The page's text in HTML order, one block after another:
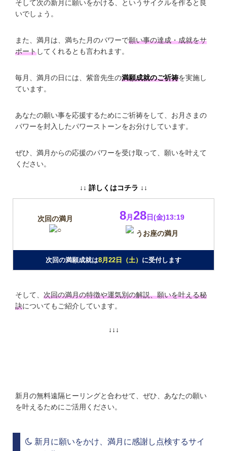
そして次の新月に願いをかける、というサイクルを作ると良
いでしょう。
また、満月は、満ちた月のパワーで願い事の達成・成就をサ
ポートしてくれるとも言われます。
毎月、満月の日には、紫音先生の満願成就のご祈祷を実施し
ています。
あなたの願い事を応援するためにご祈祷をして、お月さまの
パワーを封入したパワーストーンをお分けしています。
ぜひ、満月からの応援のパワーを受け取って、願いを叶えて
ください。
↓↓ 詳しくはコチラ ↓↓
次回の満月 8月 28日(金)13:19
うお座の満月
次回の満願成就は8月22日（土） に受付します
そして、 次回の満月の特徴や運気別の解説、願いを叶える秘
訣についてもご紹介しています。
↓↓↓
新月の無料遠隔ヒーリングと合わせて、ぜひ、あなたの願い
を叶えるためにご活用ください。
新月に願いをかけ、満月に感謝し点検するサイ